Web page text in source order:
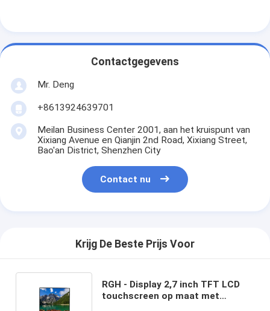
Contactgegevens
Mr. Deng
+8613924639701
Meilan Business Center 2001, aan het kruispunt van
Xixiang Avenue en Qianjin 2nd Road, Xixiang Street,
Bao'an District, Shenzhen City
Contact nu
Krijg De Beste Prijs Voor
RGH - Display 2,7 inch TFT LCD
touchscreen op maat met